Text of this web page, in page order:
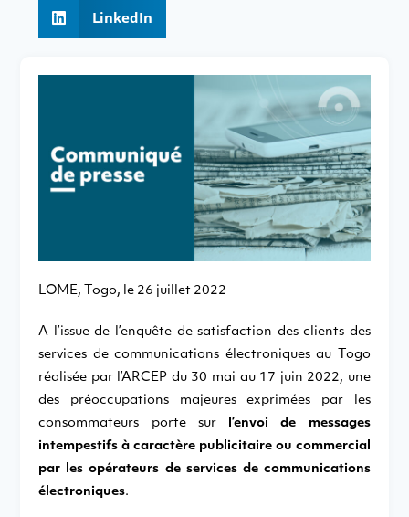
LinkedIn
LOME, Togo, le 26 juillet 2022
A l’issue de l’enquête de satisfaction des clients des
services de communications électroniques au Togo
réalisée par l’ARCEP du 30 mai au 17 juin 2022, une
des préoccupations majeures exprimées par les
consommateurs porte sur l’envoi de messages
intempestifs à caractère publicitaire ou commercial
par les opérateurs de services de communications
électroniques.